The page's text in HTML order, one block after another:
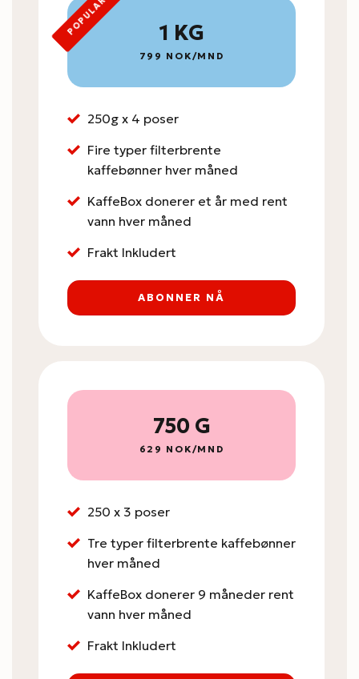
POPULAR 1 KG
799 NOK/MND
250g x 4 poser
Fire typer filterbrente
kaffebønner hver måned
KaffeBox donerer et år med rent
vann hver måned
Frakt Inkludert
ABONNER NÅ
750 G
629 NOK/MND
250 x 3 poser
Tre typer filterbrente kaffebønner
hver måned
KaffeBox donerer 9 måneder rent
vann hver måned
Frakt Inkludert